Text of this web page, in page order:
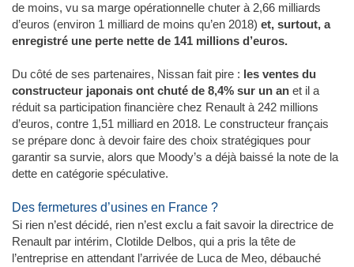
de moins, vu sa marge opérationnelle chuter à 2,66 milliards
d’euros (environ 1 milliard de moins qu’en 2018) et, surtout, a
enregistré une perte nette de 141 millions d’euros.
Du côté de ses partenaires, Nissan fait pire : les ventes du
constructeur japonais ont chuté de 8,4% sur un an et il a
réduit sa participation financière chez Renault à 242 millions
d’euros, contre 1,51 milliard en 2018. Le constructeur français
se prépare donc à devoir faire des choix stratégiques pour
garantir sa survie, alors que Moody’s a déjà baissé la note de la
dette en catégorie spéculative.
Des fermetures d’usines en France ?
Si rien n’est décidé, rien n’est exclu a fait savoir la directrice de
Renault par intérim, Clotilde Delbos, qui a pris la tête de
l’entreprise en attendant l’arrivée de Luca de Meo, débauché